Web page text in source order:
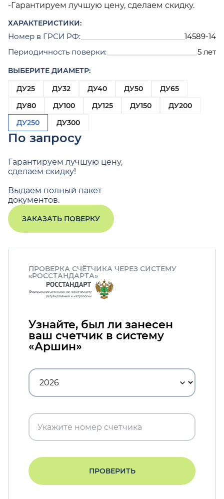
-Гарантируем лучшую цену, сделаем скидку.
ХАРАКТЕРИСТИКИ:
Номер в ГРСИ РФ:
14589-14
Периодичность поверки:
5 лет
ВЫБЕРИТЕ ДИАМЕТР:
ДУ25
ДУ32 ДУ40 ДУ50
ДУ65
ДУ80
ДУ100 ДУ125 ДУ150
ДУ200
ДУ250
ДУ300
По запросу
Гарантируем лучшую цену,
сделаем скидку!
Выдаем полный пакет
документов.
ЗАКАЗАТЬ ПОВЕРКУ
ПРОВЕРКА СЧЁТЧИКА ЧЕРЕЗ СИСТЕМУ
«РОССТАНДАРТА»
Узнайте, был ли занесен
ваш счетчик в систему
«Аршин»
ПРОВЕРИТЬ